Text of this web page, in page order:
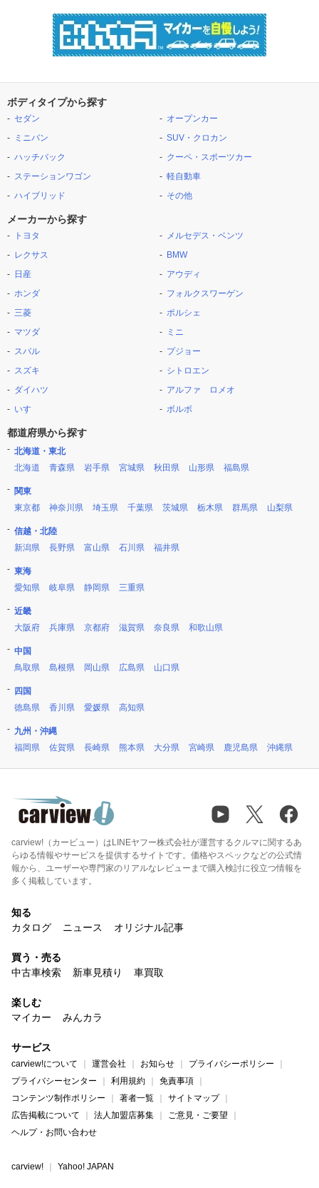
ボディタイプから探す
セダン
ミニバン
ハッチバック
ステーションワゴン
ハイブリッド
オープンカー
SUV・クロカン
クーペ・スポーツカー
軽自動車
その他
メーカーから探す
トヨタ
レクサス
日産
ホンダ
三菱
マツダ
スバル
スズキ
ダイハツ
いすゞ
メルセデス・ベンツ
BMW
アウディ
フォルクスワーゲン
ポルシェ
ミニ
プジョー
シトロエン
アルファ ロメオ
ボルボ
都道府県から探す
北海道・東北
北海道
青森県 岩手県 宮城県 秋田県 山形県 福島県
関東
東京都
神奈川県 埼玉県 千葉県 茨城県 栃木県 群馬県 山梨県
信越・北陸
新潟県
長野県 富山県 石川県 福井県
東海
愛知県
岐阜県 静岡県 三重県
近畿
大阪府
兵庫県 京都府 滋賀県 奈良県 和歌山県
中国
鳥取県
島根県 岡山県 広島県 山口県
四国
徳島県
香川県 愛媛県 高知県
九州・沖縄
福岡県
佐賀県 長崎県 熊本県 大分県 宮崎県 鹿児島県 沖縄県
carview!（カービュー）はLINEヤフー株式会社が運営するクルマに関するあ
らゆる情報やサービスを提供するサイトです。価格やスペックなどの公式情
報から、ユーザーや専門家のリアルなレビューまで購入検討に役立つ情報を
多く掲載しています。
知る
カタログ
ニュース オリジナル記事
買う・売る
中古車検索
新車見積り 車買取
楽しむ
マイカー
みんカラ
サービス
carview!について 運営会社 お知らせ
プライバシーポリシー
プライバシーセンター
利用規約
免責事項
コンテンツ制作ポリシー
著者一覧
サイトマップ
広告掲載について
法人加盟店募集
ご意見・ご要望
ヘルプ・お問い合わせ
carview! Yahoo! JAPAN